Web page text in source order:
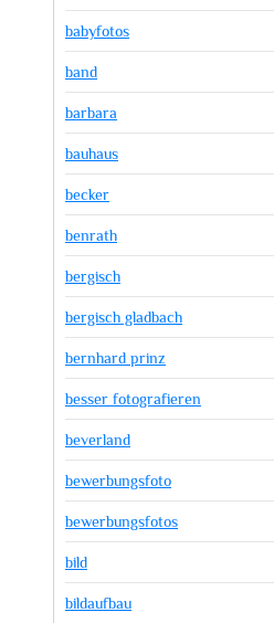
babyfotos
band
barbara
bauhaus
becker
benrath
bergisch
bergisch gladbach
bernhard prinz
besser fotografieren
beverland
bewerbungsfoto
bewerbungsfotos
bild
bildaufbau